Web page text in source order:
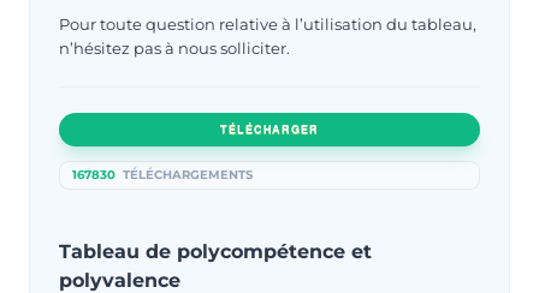
Pour toute question relative à l’utilisation du tableau,
n’hésitez pas à nous solliciter.
TÉLÉCHARGER
167830 TÉLÉCHARGEMENTS
Tableau de polycompétence et
polyvalence